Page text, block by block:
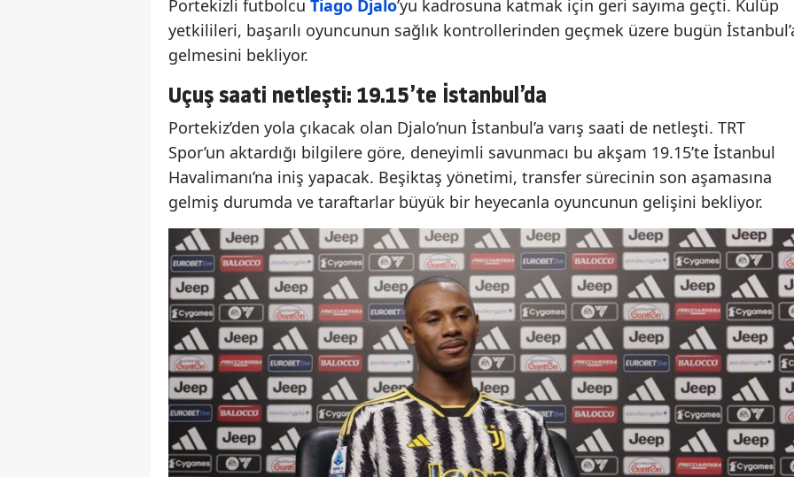
Portekizli futbolcu Tiago Djalo’yu kadrosuna katmak için geri sayıma geçti. Kulüp
yetkilileri, başarılı oyuncunun sağlık kontrollerinden geçmek üzere bugün
gelmesini bekliyor.
Uçuş saati netleşti: 19.15’te İstanbul’da
Portekiz’den yola çıkacak olan Djalo’nun İstanbul’a varış saati de netleşti. TRT
Spor’un aktardığı bilgilere göre, deneyimli savunmacı bu akşam 19.15’te İstanbul
Havalimanı’na iniş yapacak. Beşiktaş yönetimi, transfer sürecinin son aşamasına
gelmiş durumda ve taraftarlar büyük bir heyecanla oyuncunun gelişini bekliyor.